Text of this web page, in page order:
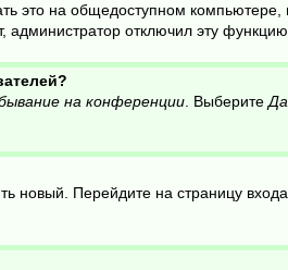
это на общедоступном компьютере,
администратор отключил эту функцию.
на конференции . Выберите Да
новый. Перейдите на страницу